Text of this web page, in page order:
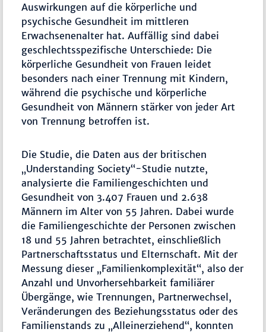
Auswirkungen auf die körperliche und
psychische Gesundheit im mittleren
Erwachsenenalter hat. Auffällig sind dabei
geschlechtsspezifische Unterschiede: Die
körperliche Gesundheit von Frauen leidet
besonders nach einer Trennung mit Kindern,
während die psychische und körperliche
Gesundheit von Männern stärker von jeder Art
von Trennung betroffen ist.
Die Studie, die Daten aus der britischen
„Understanding Society“-Studie nutzte,
analysierte die Familiengeschichten und
Gesundheit von 3.407 Frauen und 2.638
Männern im Alter von 55 Jahren. Dabei wurde
die Familiengeschichte der Personen zwischen
18 und 55 Jahren betrachtet, einschließlich
Partnerschaftsstatus und Elternschaft. Mit der
Messung dieser „Familienkomplexität“, also der
Anzahl und Unvorhersehbarkeit familiärer
Übergänge, wie Trennungen, Partnerwechsel,
Veränderungen des Beziehungsstatus oder des
Familienstands zu „Alleinerziehend“, konnten